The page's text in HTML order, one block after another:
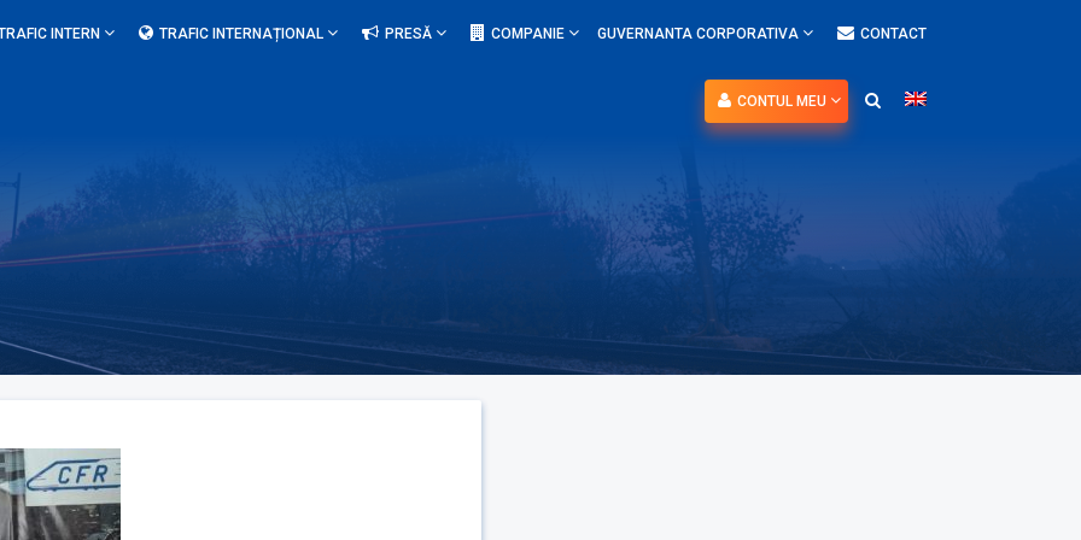
INTERN TRAFIC INTERNAȚIONAL PRESĂ COMPANIE GUVERNANTA CORPORATIVA CONTACT
CONTUL MEU